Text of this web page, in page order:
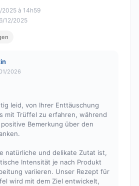
2025 à 14h59
12/2025
2026
leid, von Ihrer Enttäuschung
mit Trüffel zu erfahren, während
Bemerkung über den
natürliche und delikate Zutat ist,
Intensität je nach Produkt
variieren. Unser Rezept für
wird mit dem Ziel entwickelt,